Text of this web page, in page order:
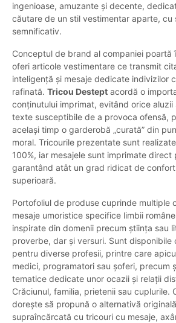
ingenioase, amuzante și decente,
căutare de un stil vestimentar aparte, cu
semnificativ.
Conceptul de brand al companiei poartă
oferi articole vestimentare ce transmit
inteligență și mesaje dedicate indivizilor
rafinată. Tricou Destept acordă o
conținutului imprimat, evitând orice aluzii
texte susceptibile de a provoca ofensă,
același timp o garderobă „curată” din
moral. Tricourile prezentate sunt
100%, iar mesajele sunt imprimate direct
garantând atât un grad ridicat de
superioară.
Portofoliul de produse cuprinde multiple
mesaje umoristice specifice limbii
inspirate din domenii precum știința sau
proverbe, dar și versuri. Sunt disponibile
pentru diverse profesii, printre care
medici, programatori sau șoferi, precum
tematice dedicate unor ocazii și relații
Crăciunul, familia, prietenii sau cuplurile.
dorește să propună o alternativă
supraîncărcată cu tricouri cu mesaje,